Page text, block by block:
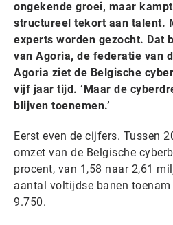
ongekende groei, maar
structureel tekort aan talent.
experts worden gezocht. Dat
van Agoria, de federatie van
Agoria ziet de Belgische
vijf jaar tijd. ‘Maar de
blijven toenemen.’
Eerst even de cijfers. Tussen
omzet van de Belgische
procent, van 1,58 naar 2,61
aantal voltijdse banen
9.750.